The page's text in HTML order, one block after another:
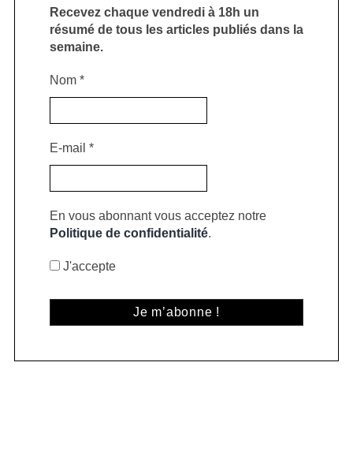
Recevez chaque vendredi à 18h un
résumé de tous les articles publiés dans la
semaine.
Nom *
E-mail *
En vous abonnant vous acceptez notre
Politique de confidentialité.
J'accepte